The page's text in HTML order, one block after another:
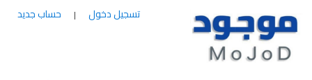
تسجيل دخول | حساب جديد